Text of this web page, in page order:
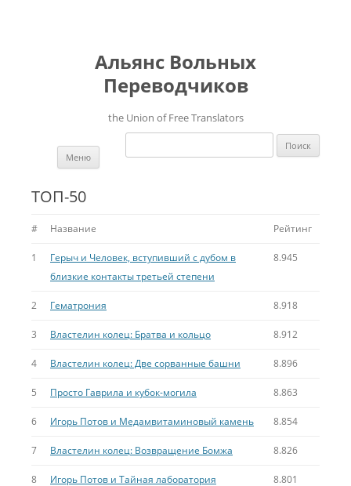
Альянс Вольных
Переводчиков
the Union of Free Translators
Найти:
Меню
ТОП-50
# Название Рейтинг
1
Герыч и Человек, вступивший с дубом в
близкие контакты третьей степени
8.945
2 Гематрония 8.918
3 Властелин колец: Братва и кольцо 8.912
4 Властелин колец: Две сорванные башни 8.896
5 Просто Гаврила и кубок-могила 8.863
6 Игорь Потов и Медамвитаминовый камень 8.854
7 Властелин колец: Возвращение Бомжа 8.826
8 Игорь Потов и Тайная лаборатория 8.801